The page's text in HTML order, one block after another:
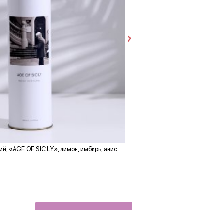
«AGE OF SICILY», лимон, имбирь, анис